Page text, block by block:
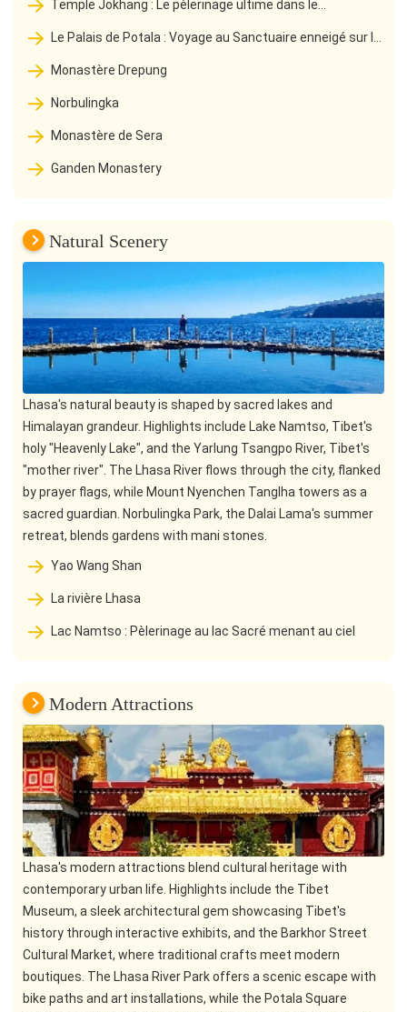
Monastère Drepung
Norbulingka
Monastère de Sera
Ganden Monastery
Natural Scenery
Lhasa's natural beauty is shaped by sacred lakes and
Himalayan grandeur. Highlights include Lake Namtso, Tibet's
holy "Heavenly Lake", and the Yarlung Tsangpo River, Tibet's
"mother river". The Lhasa River flows through the city, flanked
by prayer flags, while Mount Nyenchen Tanglha towers as a
sacred guardian. Norbulingka Park, the Dalai Lama's summer
retreat, blends gardens with mani stones.
Yao Wang Shan
La rivière Lhasa
Lac Namtso : Pèlerinage au lac Sacré menant au ciel
Modern Attractions
Lhasa's modern attractions blend cultural heritage with
contemporary urban life. Highlights include the Tibet
Museum, a sleek architectural gem showcasing Tibet's
history through interactive exhibits, and the Barkhor Street
Cultural Market, where traditional crafts meet modern
boutiques. The Lhasa River Park offers a scenic escape with
bike paths and art installations, while the Potala Square